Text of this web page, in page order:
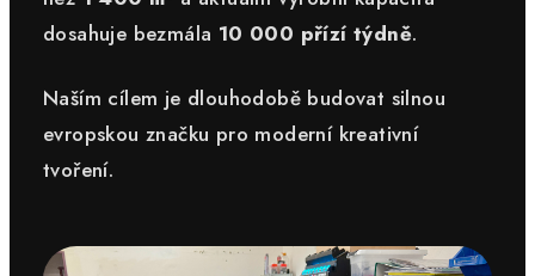
dosahuje bezmála 10 000 přízí týdně.
Naším cílem je dlouhodobě budovat silnou
evropskou značku pro moderní kreativní
tvoření.